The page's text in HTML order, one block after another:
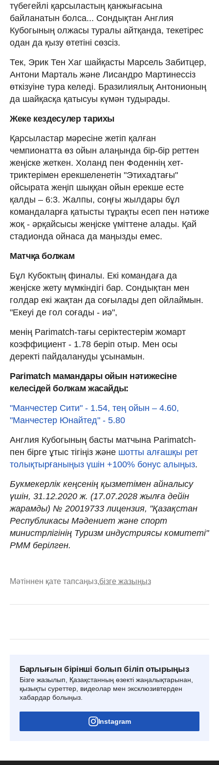
түбегейлі қарсыластың қанжығасына
байланатын болса... Сондықтан Англия
Кубогының олжасы туралы айтқанда, текетірес
одан да қызу өтетіні сөзсіз.
Тек, Эрик Тен Хаг шайқасты Марсель Забитцер,
Антони Марталь және Лисандро Мартинессіз
өткізуіне тура келеді. Бразилиялық Антонионың
да шайқасқа қатысуы күмән тудырады.
Жеке кездесулер тарихы
Қарсыластар мәресіне жетіп қалған
чемпионатта өз ойын алаңында бір-бір реттен
жеңіске жеткен. Холанд пен Фоденнің хет-
триктерімен ерекшеленетін "Этихадтағы"
ойсырата жеңіп шыққан ойын ерекше есте
қалды – 6:3. Жалпы, соңғы жылдары бұл
командаларға қатысты тұрақты есеп пен нәтиже
жоқ - әрқайсысы жеңіске үміттене алады. Қай
стадионда ойнаса да маңызды емес.
Матчқа болжам
Бұл Кубоктың финалы. Екі командаға да
жеңіске жету мүмкіндігі бар. Сондықтан мен
голдар екі жақтан да соғылады деп ойлаймын.
"Екеуі де гол соғады - иә",
менің Parimatch-тағы серіктестерім жомарт
коэффициент - 1.78 беріп отыр. Мен осы
деректі пайдалануды ұсынамын.
Parimatch мамандары ойын нәтижесіне
келесідей болжам жасайды:
"Манчестер Сити" - 1.54, тең ойын – 4.60,
"Манчестер Юнайтед" - 5.80
Англия Кубогының басты матчына Parimatch-
пен бірге ұтыс тігіңіз және шотты алғашқы рет
толықтырғаныңыз үшін +100% бонус алыңыз.
Букмекерлік кеңсенің қызметімен айналысу
үшін, 31.12.2020 ж. (17.07.2028 жылға дейін
жарамды) № 20019733 лицензия, "Қазақстан
Республикасы Мәдениет және спорт
министрлігінің Туризм индустриясы комитеті"
РММ берілген.
Мәтіннен қате тапсаңыз,бізге жазыңыз
Барлығын бірінші болып біліп отырыңыз
Бізге жазылып, Қазақстанның өзекті жаңалықтарынан,
қызықты суреттер, видеолар мен эксклюзивтерден
хабардар болыңыз.
Instagram